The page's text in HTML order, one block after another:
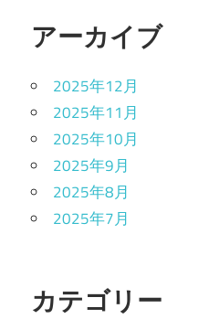
アーカイブ
2025年12月
2025年11月
2025年10月
2025年9月
2025年8月
2025年7月
カテゴリー